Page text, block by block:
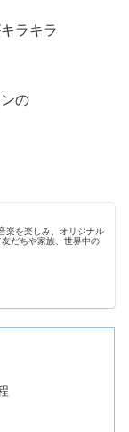
ラキラ
の
楽を楽しみ、オリジナル
だちや家族、世界中の